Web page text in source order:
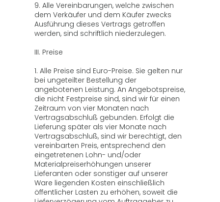
9. Alle Vereinbarungen, welche zwischen
dem Verkäufer und dem Käufer zwecks
Ausführung dieses Vertrags getroffen
werden, sind schriftlich niederzulegen.
III. Preise
1. Alle Preise sind Euro-Preise. Sie gelten nur
bei ungeteilter Bestellung der
angebotenen Leistung. An Angebotspreise,
die nicht Festpreise sind, sind wir für einen
Zeitraum von vier Monaten nach
Vertragsabschluß gebunden. Erfolgt die
Lieferung später als vier Monate nach
Vertragsabschluß, sind wir berechtigt, den
vereinbarten Preis, entsprechend den
eingetretenen Lohn- und/oder
Materialpreiserhöhungen unserer
Lieferanten oder sonstiger auf unserer
Ware liegenden Kosten einschließlich
öffentlicher Lasten zu erhöhen, soweit die